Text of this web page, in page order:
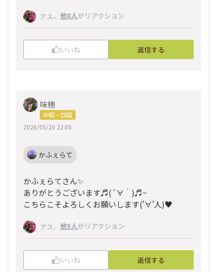
アス、 他8人がリアクション
いいね 返信する
味穂
中国・四国
2026/05/20 22:05
かふぇらて
かふぇらてさん✨
ありがとうございます♬(´∀｀ )♬~
こちらこそよろしくお願いします('∀'人)♥︎
アス、 他5人がリアクション
いいね 返信する